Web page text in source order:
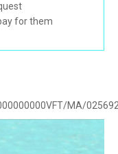
for them
MA/